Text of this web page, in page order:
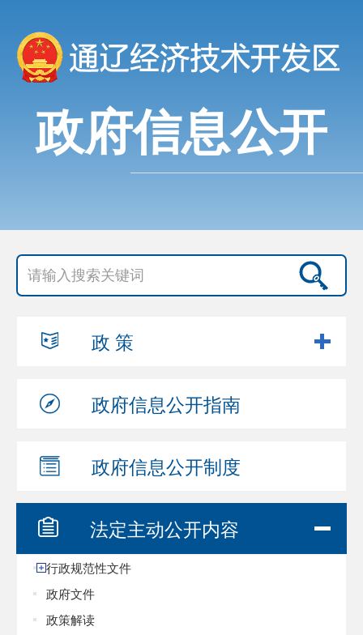
政府信息公开
政 策
政府信息公开指南
政府信息公开制度
法定主动公开内容
行政规范性文件
政府文件
政策解读